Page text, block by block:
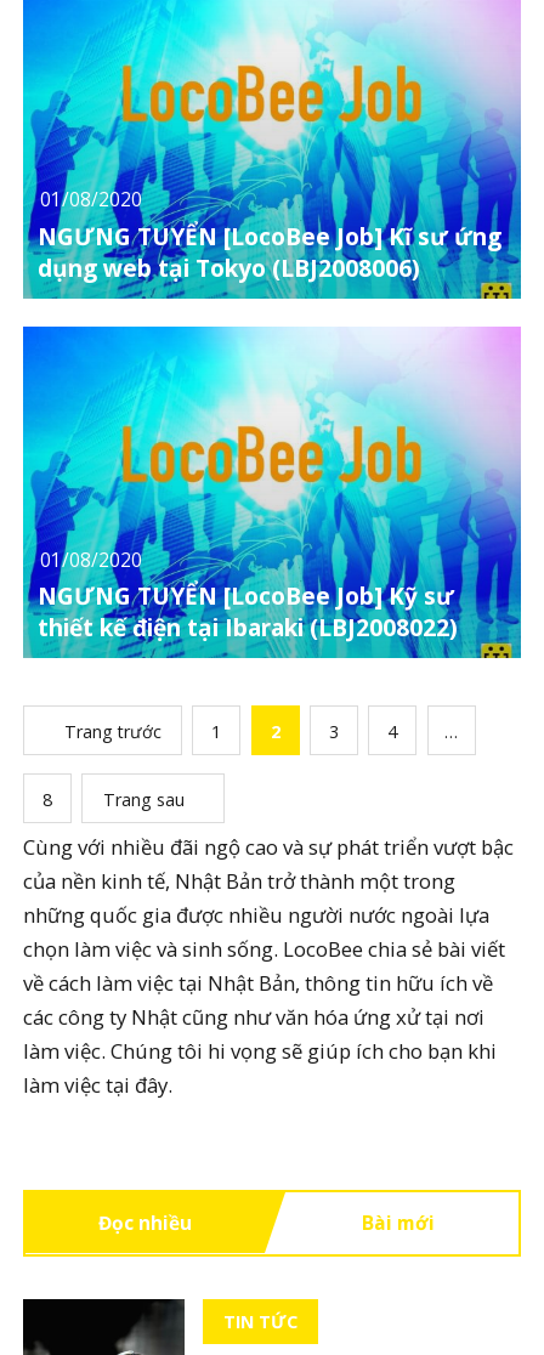
01/08/2020
NGƯNG TUYỂN [LocoBee Job] Kĩ sư ứng
dụng web tại Tokyo (LBJ2008006)
01/08/2020
NGƯNG TUYỂN [LocoBee Job] Kỹ sư
thiết kế điện tại Ibaraki (LBJ2008022)
Trang trước 1 2 3 4 …
8 Trang sau
Cùng với nhiều đãi ngộ cao và sự phát triển vượt bậc
của nền kinh tế, Nhật Bản trở thành một trong
những quốc gia được nhiều người nước ngoài lựa
chọn làm việc và sinh sống. LocoBee chia sẻ bài viết
về cách làm việc tại Nhật Bản, thông tin hữu ích về
các công ty Nhật cũng như văn hóa ứng xử tại nơi
làm việc. Chúng tôi hi vọng sẽ giúp ích cho bạn khi
làm việc tại đây.
Đọc nhiều Bài mới
TIN TỨC